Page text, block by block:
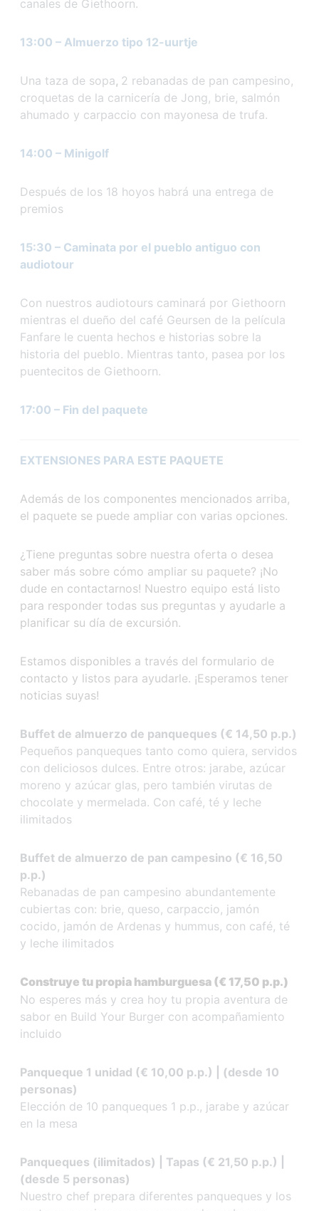
canales de Giethoorn.
13:00 – Almuerzo tipo 12-uurtje
Una taza de sopa, 2 rebanadas de pan campesino,
croquetas de la carnicería de Jong, brie, salmón
ahumado y carpaccio con mayonesa de trufa.
14:00 – Minigolf
Después de los 18 hoyos habrá una entrega de
premios
15:30 – Caminata por el pueblo antiguo con
audiotour
Con nuestros audiotours caminará por Giethoorn
mientras el dueño del café Geursen de la película
Fanfare le cuenta hechos e historias sobre la
historia del pueblo. Mientras tanto, pasea por los
puentecitos de Giethoorn.
17:00 – Fin del paquete
EXTENSIONES PARA ESTE PAQUETE
Además de los componentes mencionados arriba,
el paquete se puede ampliar con varias opciones.
¿Tiene preguntas sobre nuestra oferta o desea
saber más sobre cómo ampliar su paquete? ¡No
dude en contactarnos! Nuestro equipo está listo
para responder todas sus preguntas y ayudarle a
planificar su día de excursión.
Estamos disponibles a través del formulario de
contacto y listos para ayudarle. ¡Esperamos tener
noticias suyas!
Buffet de almuerzo de panqueques (€ 14,50 p.p.)
Pequeños panqueques tanto como quiera, servidos
con deliciosos dulces. Entre otros: jarabe, azúcar
moreno y azúcar glas, pero también virutas de
chocolate y mermelada. Con café, té y leche
ilimitados
Buffet de almuerzo de pan campesino (€ 16,50
p.p.)
Rebanadas de pan campesino abundantemente
cubiertas con: brie, queso, carpaccio, jamón
cocido, jamón de Ardenas y hummus, con café, té
y leche ilimitados
Construye tu propia hamburguesa (€ 17,50 p.p.)
No esperes más y crea hoy tu propia aventura de
sabor en Build Your Burger con acompañamiento
incluido
Panqueque 1 unidad (€ 10,00 p.p.) | (desde 10
personas)
Elección de 10 panqueques 1 p.p., jarabe y azúcar
en la mesa
Panqueques (ilimitados) | Tapas (€ 21,50 p.p.) |
(desde 5 personas)
Nuestro chef prepara diferentes panqueques y los